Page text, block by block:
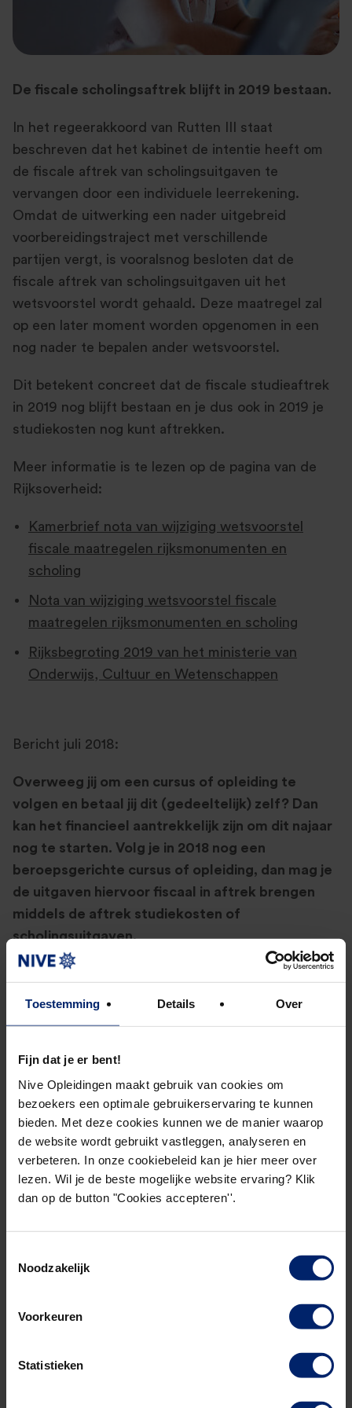
Toestemming Details Over
Fijn dat je er bent!
Nive Opleidingen maakt gebruik van cookies om
bezoekers een optimale gebruikerservaring te kunnen
bieden. Met deze cookies kunnen we de manier waarop
de website wordt gebruikt vastleggen, analyseren en
verbeteren. In onze cookiebeleid kan je hier meer over
lezen. Wil je de beste mogelijke website ervaring? Klik
dan op de button "Cookies accepteren''.
Noodzakelijk
Voorkeuren
Statistieken
De fiscale scholingsaftrek blijft in 2019 bestaan.
In het regeerakkoord van Rutten III staat
beschreven dat het kabinet de intentie heeft om
de fiscale aftrek van scholingsuitgaven te
vervangen door een individuele leerrekening.
Omdat de uitwerking een nader uitgebreid
voorbereidingstraject met verschillende
partijen vergt, is vooralsnog besloten dat de
fiscale aftrek van scholingsuitgaven uit het
wetsvoorstel wordt gehaald. Deze maatregel zal
op een later moment worden opgenomen in een
nog nader te bepalen ander wetsvoorstel.
Dit betekent concreet dat de fiscale studieaftrek
in 2019 nog blijft bestaan en je dus ook in 2019 je
studiekosten nog kunt aftrekken.
Meer informatie is te lezen op de pagina van de
Rijksoverheid:
Kamerbrief nota van wijziging wetsvoorstel
fiscale maatregelen rijksmonumenten en
scholing
Nota van wijziging wetsvoorstel fiscale
maatregelen rijksmonumenten en scholing
Rijksbegroting 2019 van het ministerie van
Onderwijs, Cultuur en Wetenschappen
Bericht juli 2018:
Overweeg jij om een cursus of opleiding te
volgen en betaal jij dit (gedeeltelijk) zelf? Dan
kan het financieel aantrekkelijk zijn om dit najaar
nog te starten. Volg je in 2018 nog een
beroepsgerichte cursus of opleiding, dan mag je
de uitgaven hiervoor fiscaal in aftrek brengen
middels de aftrek studiekosten of
scholingsuitgaven.
In het regeerakkoord van Rutte 3 is gesproken
scholingsuitgaven vanaf 1 januari 2019 niet meer
fiscaal aftrekbaar zijn.
Betaal jij je cursus of opleiding
zelf?
Overweeg jij om een cursus of opleiding te volgen
cursus of opleiding. Zo weet je zeker dat je nog
aftrekken van de belasting?
Particulieren die een cursus of opleiding voor een